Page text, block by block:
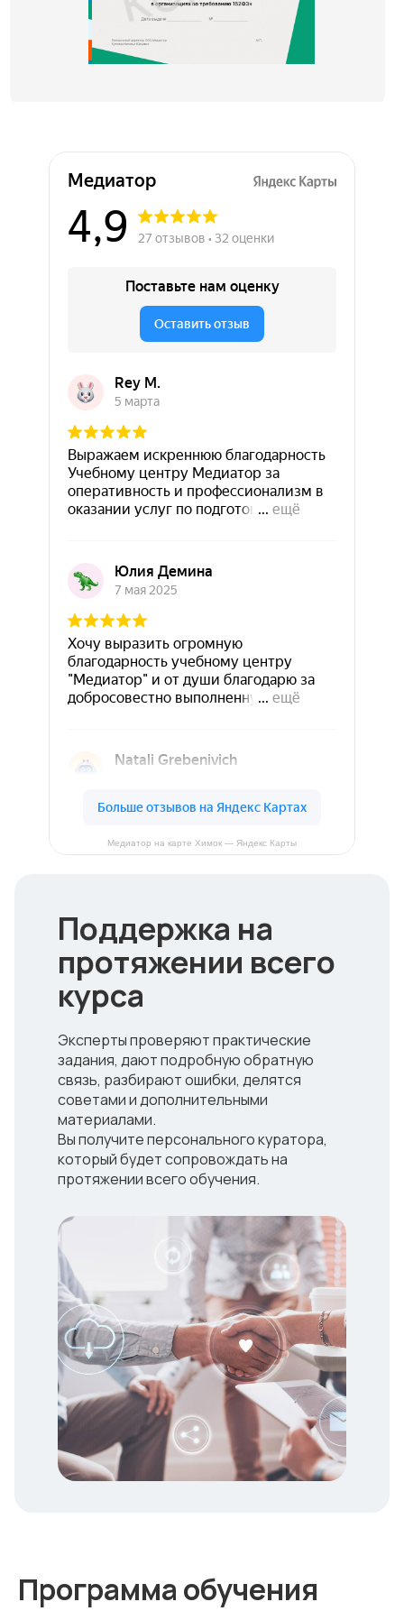
Поддержка на
протяжении всего
курса
Эксперты проверяют практические
задания, дают подробную обратную
связь, разбирают ошибки, делятся
советами и дополнительными
материалами.
Вы получите персонального куратора,
который будет сопровождать на
протяжении всего обучения.
Медиатор на карте Химок — Яндекс Карты
Медиатор на карте Химок — Яндекс Карты
Программа обучения